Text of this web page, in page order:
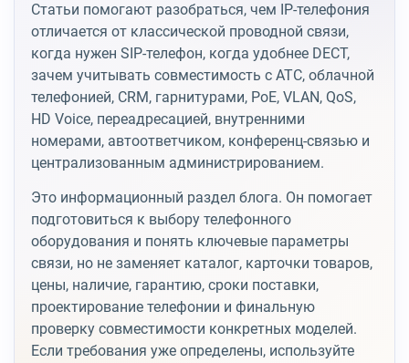
Статьи помогают разобраться, чем IP-телефония
отличается от классической проводной связи,
когда нужен SIP-телефон, когда удобнее DECT,
зачем учитывать совместимость с АТС, облачной
телефонией, CRM, гарнитурами, PoE, VLAN, QoS,
HD Voice, переадресацией, внутренними
номерами, автоответчиком, конференц-связью и
централизованным администрированием.
Это информационный раздел блога. Он помогает
подготовиться к выбору телефонного
оборудования и понять ключевые параметры
связи, но не заменяет каталог, карточки товаров,
цены, наличие, гарантию, сроки поставки,
проектирование телефонии и финальную
проверку совместимости конкретных моделей.
Если требования уже определены, используйте